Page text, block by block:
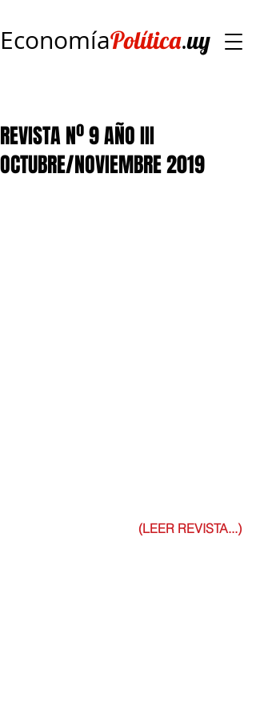
EconomíaPolítica.uy
REVISTA Nº 9 AÑO III
OCTUBRE/NOVIEMBRE 2019
(LEER REVISTA...)